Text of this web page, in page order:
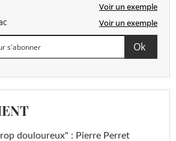
Voir un exemple
Voir un exemple
douloureux" : Pierre Perret